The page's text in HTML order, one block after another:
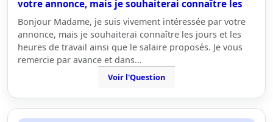
votre annonce, mais je souhaiterai connaître les
Bonjour Madame, je suis vivement intéressée par votre
annonce, mais je souhaiterai connaître les jours et les
heures de travail ainsi que le salaire proposés. Je vous
remercie par avance et dans…
Voir l'Question